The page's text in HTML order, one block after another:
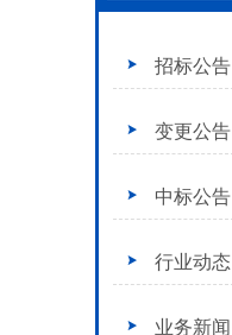
招标公告
变更公告
中标公告
行业动态
业务新闻